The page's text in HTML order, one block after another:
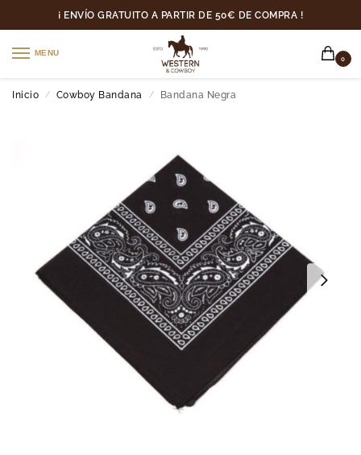
¡ ENVÍO GRATUITO A PARTIR DE 50€ DE COMPRA !
MENU
0
Inicio / Cowboy Bandana / Bandana Negra